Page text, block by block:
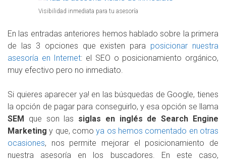
Visibilidad inmediata para tu asesoría
En las entradas anteriores hemos hablado sobre la primera
de las 3 opciones que existen para posicionar nuestra
asesoría en Internet: el SEO o posicionamiento orgánico,
muy efectivo pero no inmediato.
Si quieres aparecer ya! en las búsquedas de Google, tienes
la opción de pagar para conseguirlo, y esa opción se llama
SEM
que son las siglas en inglés de Search Engine
Marketing y que, comoya os hemos comentado en otras
ocasiones, nos permite mejorar el posicionamiento de
nuestra asesoría en los buscadores. En este caso,